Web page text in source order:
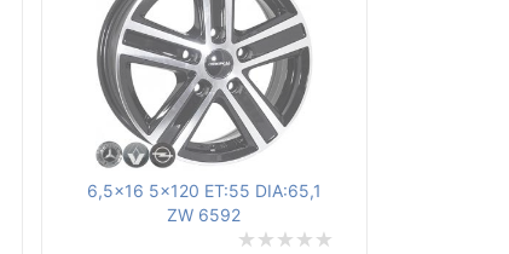
6,5x16 5x120 ET:55 DIA:65,1
ZW 6592